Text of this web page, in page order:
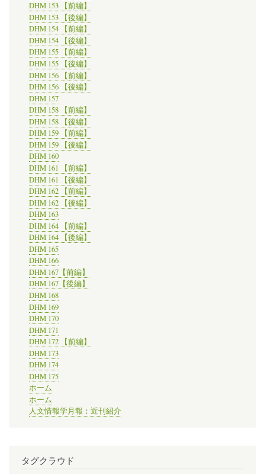
DHM 153 【前編】
DHM 153 【後編】
DHM 154 【前編】
DHM 154 【後編】
DHM 155 【前編】
DHM 155 【後編】
DHM 156 【前編】
DHM 156 【後編】
DHM 157
DHM 158 【前編】
DHM 158 【後編】
DHM 159 【前編】
DHM 159 【後編】
DHM 160
DHM 161 【前編】
DHM 161 【後編】
DHM 162 【前編】
DHM 162 【後編】
DHM 163
DHM 164 【前編】
DHM 164 【後編】
DHM 165
DHM 166
DHM 167【前編】
DHM 167【後編】
DHM 168
DHM 169
DHM 170
DHM 171
DHM 172 【前編】
DHM 173
DHM 174
DHM 175
ホーム
ホーム
人文情報学月報：近刊紹介
タグクラウド